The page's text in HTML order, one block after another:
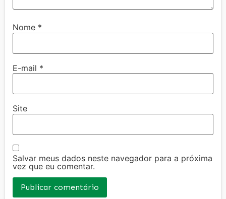
Nome *
E-mail *
Site
Salvar meus dados neste navegador para a próxima
vez que eu comentar.